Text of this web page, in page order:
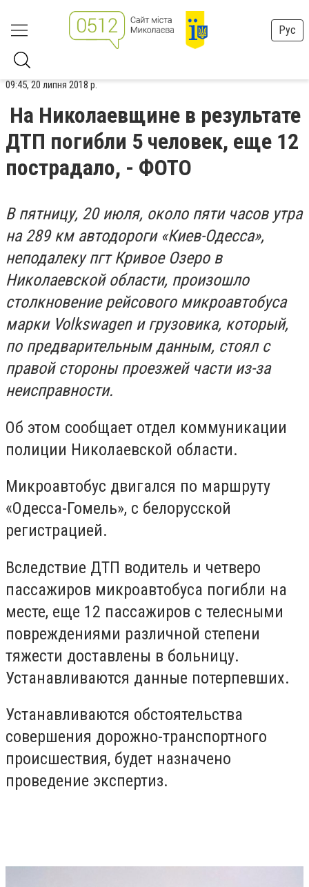
Рус
09:45, 20 липня 2018 р.
На Николаевщине в результате
ДТП погибли 5 человек, еще 12
пострадало, - ФОТО
В пятницу, 20 июля, около пяти часов утра
на 289 км автодороги «Киев-Одесса»,
неподалеку пгт Кривое Озеро в
Николаевской области, произошло
столкновение рейсового микроавтобуса
марки Volkswagen и грузовика, который,
по предварительным данным, стоял с
правой стороны проезжей части из-за
неисправности.
Об этом сообщает отдел коммуникации
полиции Николаевской области.
Микроавтобус двигался по маршруту
«Одесса-Гомель», с белорусской
регистрацией.
Вследствие ДТП водитель и четверо
пассажиров микроавтобуса погибли на
месте, еще 12 пассажиров с телесными
повреждениями различной степени
тяжести доставлены в больницу.
Устанавливаются данные потерпевших.
Устанавливаются обстоятельства
совершения дорожно-транспортного
происшествия, будет назначено
проведение экспертиз.